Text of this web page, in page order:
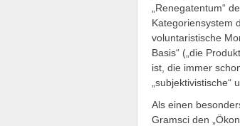
„Renegatentum“
Kategoriensystem
voluntaristische
Basis“ („die
ist, die immer
„subjektivistische“
Als einen
Gramsci den